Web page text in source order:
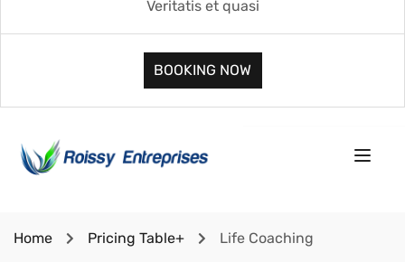
Veritatis et quasi
BOOKING NOW
Home Pricing Table+ Life Coaching